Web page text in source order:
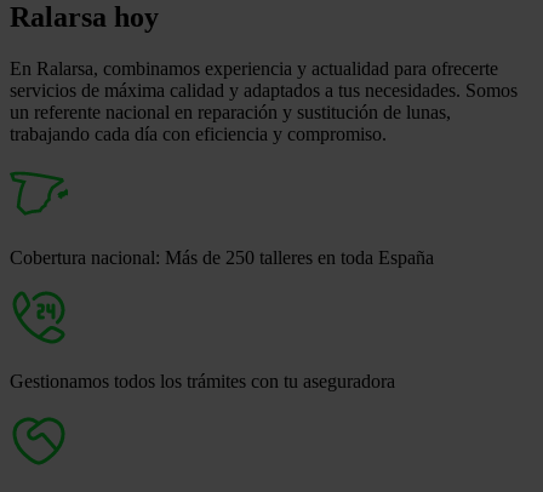
Ralarsa hoy
En Ralarsa, combinamos experiencia y actualidad para ofrecerte
servicios de máxima calidad y adaptados a tus necesidades. Somos
un referente nacional en reparación y sustitución de lunas,
trabajando cada día con eficiencia y compromiso.
Cobertura nacional: Más de 250 talleres en toda España
Gestionamos todos los trámites con tu aseguradora